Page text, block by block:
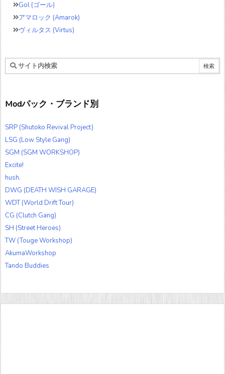
Gol (ゴール)
アマロック (Amarok)
ヴィルタス (Virtus)
Modパック・ブランド別
SRP (Shutoko Revival Project)
LSG (Low Style Gang)
SGM (SGM WORKSHOP)
Excite!
hush.
DWG (DEATH WISH GARAGE)
WDT (World Drift Tour)
CG (Clutch Gang)
SH (Street Heroes)
TW (Touge Workshop)
AkumaWorkshop
Tando Buddies